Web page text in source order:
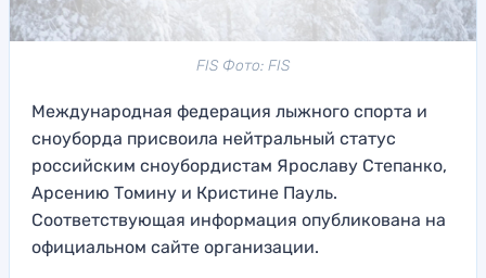
FIS Фото: FIS
Международная федерация лыжного спорта и
сноуборда присвоила нейтральный статус
российским сноубордистам Ярославу Степанко,
Арсению Томину и Кристине Пауль.
Соответствующая информация опубликована на
официальном сайте организации.